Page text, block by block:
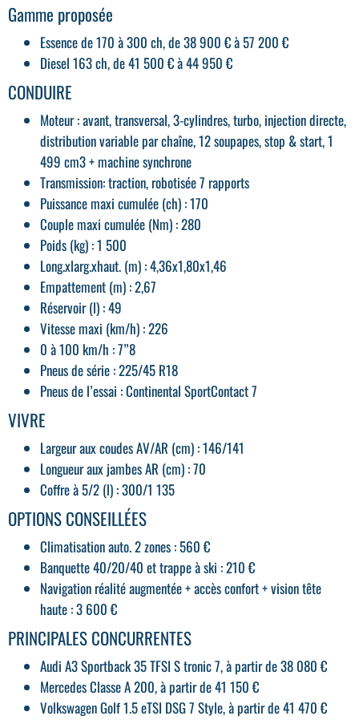
Gamme proposée
Essence de 170 à 300 ch, de 38 900 € à 57 200 €
Diesel 163 ch, de 41 500 € à 44 950 €
CONDUIRE
Moteur : avant, transversal, 3-cylindres, turbo, injection directe,
distribution variable par chaîne, 12 soupapes, stop & start, 1
499 cm3 + machine synchrone
Transmission: traction, robotisée 7 rapports
Puissance maxi cumulée (ch) : 170
Couple maxi cumulée (Nm) : 280
Poids (kg) : 1 500
Long.xlarg.xhaut. (m) : 4,36x1,80x1,46
Empattement (m) : 2,67
Réservoir (l) : 49
Vitesse maxi (km/h) : 226
0 à 100 km/h : 7”8
Pneus de série : 225/45 R18
Pneus de l’essai : Continental SportContact 7
VIVRE
Largeur aux coudes AV/AR (cm) : 146/141
Longueur aux jambes AR (cm) : 70
Coffre à 5/2 (l) : 300/1 135
OPTIONS CONSEILLÉES
Climatisation auto. 2 zones : 560 €
Banquette 40/20/40 et trappe à ski : 210 €
Navigation réalité augmentée + accès confort + vision tête
haute : 3 600 €
PRINCIPALES CONCURRENTES
Audi A3 Sportback 35 TFSI S tronic 7, à partir de 38 080 €
Mercedes Classe A 200, à partir de 41 150 €
Volkswagen Golf 1.5 eTSI DSG 7 Style, à partir de 41 470 €